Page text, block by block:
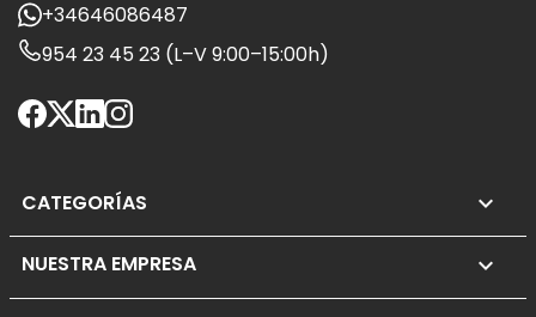
+34646086487
954 23 45 23 (L–V 9:00–15:00h)
CATEGORÍAS 
NUESTRA EMPRESA 